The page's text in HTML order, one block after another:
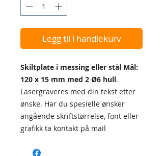
Legg til i handlekurv
Skiltplate i messing eller stål Mål:
120 x 15 mm med 2 Ø6 hull.
Lasergraveres med din tekst etter
ønske. Har du spesielle ønsker
angående skriftstørrelse, font eller
grafikk ta kontakt på mail